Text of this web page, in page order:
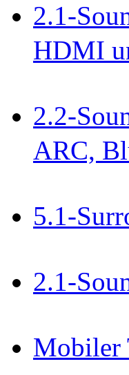
2.1-
HDMI
2.2-
ARC,
5.1-
2.1-
Mobiler